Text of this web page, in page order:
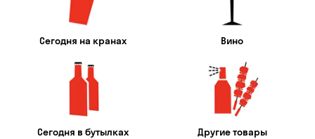
Сегодня на кранах Вино
Сегодня в бутылках Другие товары